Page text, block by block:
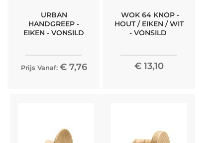
URBAN
HANDGREEP -
EIKEN - VONSILD
Prijs Vanaf: € 7,76
WOK 64 KNOP -
HOUT / EIKEN / WIT
- VONSILD
€ 13,10